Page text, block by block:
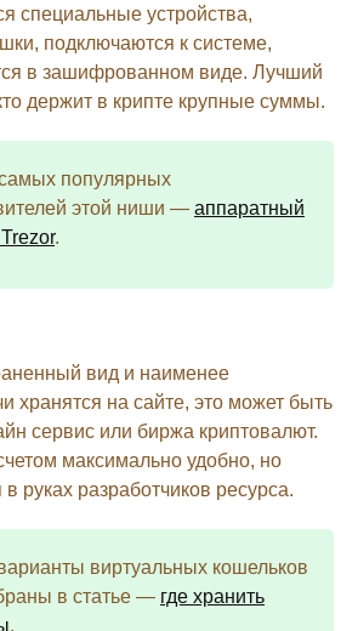
специальные устройства,
подключаются к системе,
в зашифрованном виде. Лучший
держит в крипте крупные суммы.
популярных
этой ниши — аппаратный
.
вид и наименее
хранятся на сайте, это может быть
сервис или биржа криптовалют.
максимально удобно, но
руках разработчиков ресурса.
виртуальных кошельков
в статье — где хранить
.